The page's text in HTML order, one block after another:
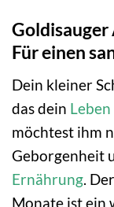
Goldisauger
Für einen
Dein kleiner
das dein Leben
möchtest ihm
Geborgenheit
Ernährung .
Monate ist ein